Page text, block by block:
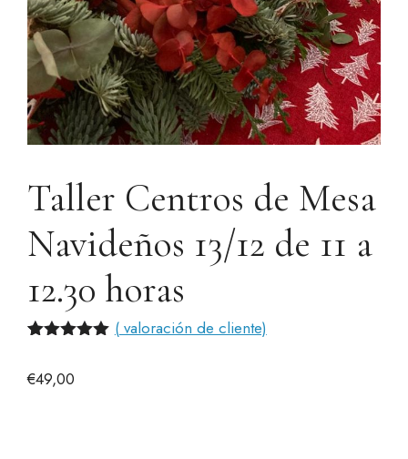
Taller Centros de Mesa
Navideños 13/12 de 11 a
12.30 horas
de 5 en
(valoración de cliente)
€49,00